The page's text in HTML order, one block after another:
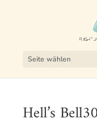
Seite wählen
Hell’s